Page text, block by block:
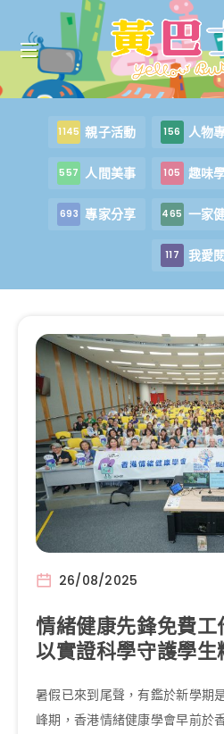
1145 親子活動 156 人物
557 人間美事 105 趣味
693 專家分享 465 一家
117 我愛
26/08/2025
情緒健康先鋒免費
以實證科學守護學生
暑假已來到尾聲，有鑑於新學期
峰期，香港情緒健康學會早前於